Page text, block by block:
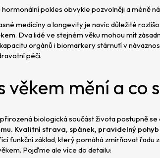
pokles obvykle pozvolněji a méně
medicíny a longevity je navíc důležité
. Dva lidé ve stejném věku mohou mít
orgánů i biomarkery stárnutí v
péči.
věkem mění a co
biologická součást života postupně
Kvalitní strava, spánek, pravidelný pohyb
funkční základ, který pomáhá zmírňovat řadu
Pojďme ale více do detailu: